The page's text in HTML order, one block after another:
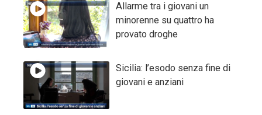
Allarme tra i giovani un
minorenne su quattro ha
provato droghe
Sicilia: l’esodo senza fine di
giovani e anziani